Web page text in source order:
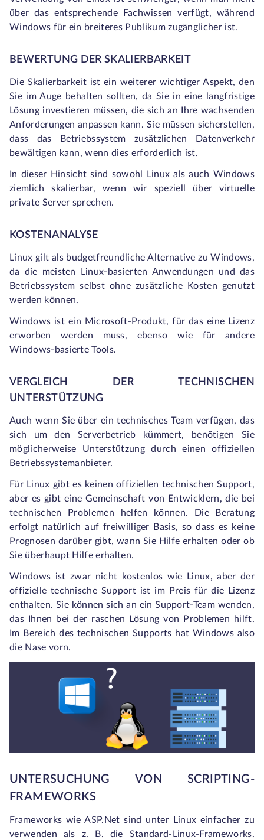
über das entsprechende Fachwissen verfügt, während
Windows für ein breiteres Publikum zugänglicher ist.
BEWERTUNG DER SKALIERBARKEIT
Die Skalierbarkeit ist ein weiterer wichtiger Aspekt, den
Sie im Auge behalten sollten, da Sie in eine langfristige
Lösung investieren müssen, die sich an Ihre wachsenden
Anforderungen anpassen kann. Sie müssen sicherstellen,
dass das Betriebssystem zusätzlichen Datenverkehr
bewältigen kann, wenn dies erforderlich ist.
In dieser Hinsicht sind sowohl Linux als auch Windows
ziemlich skalierbar, wenn wir speziell über virtuelle
private Server sprechen.
KOSTENANALYSE
Linux gilt als budgetfreundliche Alternative zu Windows,
da die meisten Linux-basierten Anwendungen und das
Betriebssystem selbst ohne zusätzliche Kosten genutzt
werden können.
Windows ist ein Microsoft-Produkt, für das eine Lizenz
erworben werden muss, ebenso wie für andere
Windows-basierte Tools.
VERGLEICH DER TECHNISCHEN
UNTERSTÜTZUNG
Auch wenn Sie über ein technisches Team verfügen, das
sich um den Serverbetrieb kümmert, benötigen Sie
möglicherweise Unterstützung durch einen offiziellen
Betriebssystemanbieter.
Für Linux gibt es keinen offiziellen technischen Support,
aber es gibt eine Gemeinschaft von Entwicklern, die bei
technischen Problemen helfen können. Die Beratung
erfolgt natürlich auf freiwilliger Basis, so dass es keine
Prognosen darüber gibt, wann Sie Hilfe erhalten oder ob
Sie überhaupt Hilfe erhalten.
Windows ist zwar nicht kostenlos wie Linux, aber der
offizielle technische Support ist im Preis für die Lizenz
enthalten. Sie können sich an ein Support-Team wenden,
das Ihnen bei der raschen Lösung von Problemen hilft.
Im Bereich des technischen Supports hat Windows also
die Nase vorn.
UNTERSUCHUNG VON SCRIPTING-
FRAMEWORKS
Frameworks wie ASP.Net sind unter Linux einfacher zu
verwenden als z. B. die Standard-Linux-Frameworks.